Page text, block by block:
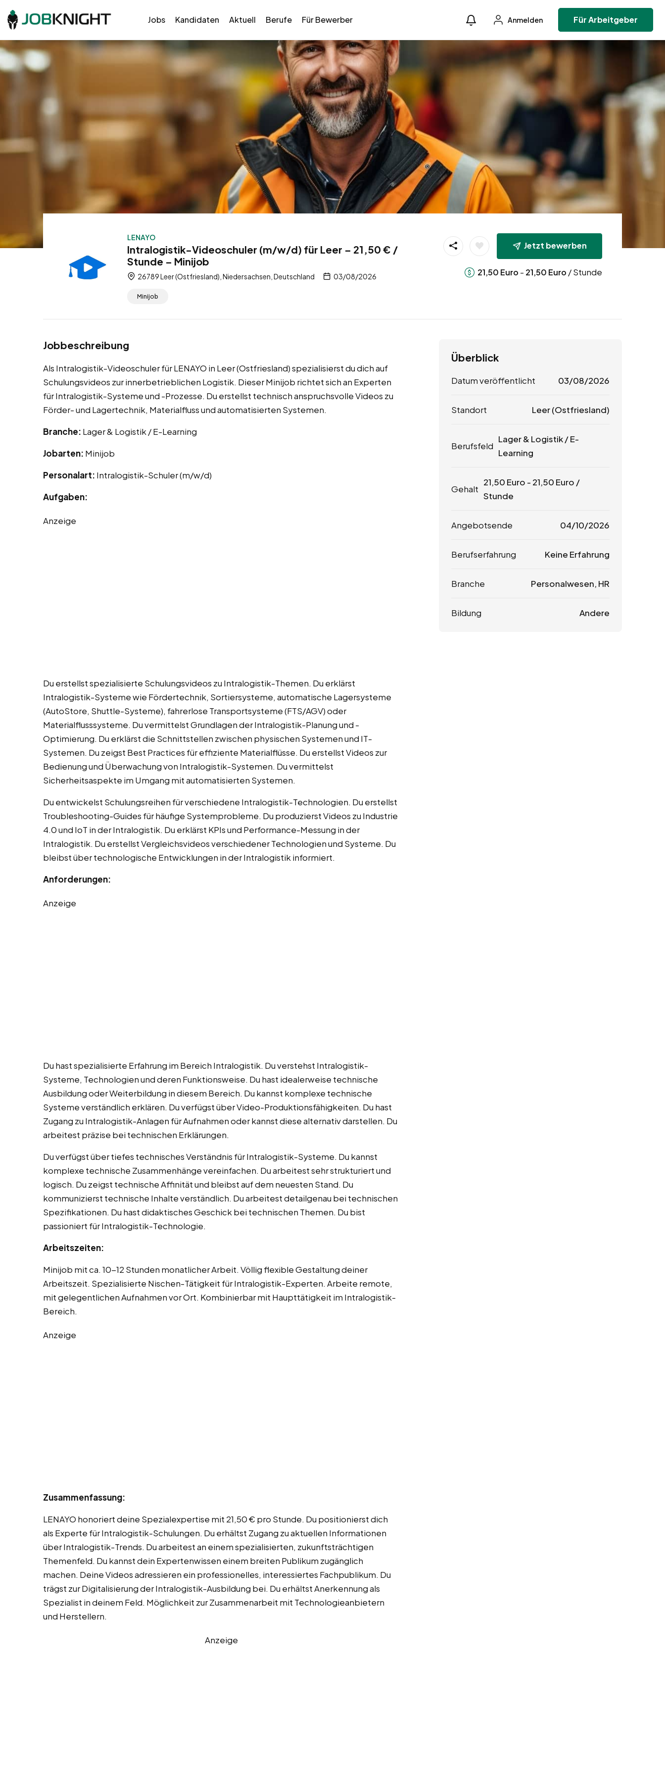
Jobs Kandidaten Aktuell Berufe Für Bewerber Anmelden Für Arbeitgeber
LENAYO
Intralogistik-Videoschuler (m/w/d) für Leer – 21,50 € /
Stunde – Minijob
26789 Leer (Ostfriesland), Niedersachsen, Deutschland 03/08/2026
Minijob
Jetzt bewerben
21,50 Euro - 21,50 Euro / Stunde
Jobbeschreibung
Als Intralogistik-Videoschuler für LENAYO in Leer (Ostfriesland) spezialisierst du dich auf
Schulungsvideos zur innerbetrieblichen Logistik. Dieser Minijob richtet sich an Experten
für Intralogistik-Systeme und -Prozesse. Du erstellst technisch anspruchsvolle Videos zu
Förder- und Lagertechnik, Materialfluss und automatisierten Systemen.
Branche: Lager & Logistik / E-Learning
Jobarten: Minijob
Personalart: Intralogistik-Schuler (m/w/d)
Aufgaben:
Anzeige
Du erstellst spezialisierte Schulungsvideos zu Intralogistik-Themen. Du erklärst
Intralogistik-Systeme wie Fördertechnik, Sortiersysteme, automatische Lagersysteme
(AutoStore, Shuttle-Systeme), fahrerlose Transportsysteme (FTS/AGV) oder
Materialflusssysteme. Du vermittelst Grundlagen der Intralogistik-Planung und -
Optimierung. Du erklärst die Schnittstellen zwischen physischen Systemen und IT-
Systemen. Du zeigst Best Practices für effiziente Materialflüsse. Du erstellst Videos zur
Bedienung und Überwachung von Intralogistik-Systemen. Du vermittelst
Sicherheitsaspekte im Umgang mit automatisierten Systemen.
Du entwickelst Schulungsreihen für verschiedene Intralogistik-Technologien. Du erstellst
Troubleshooting-Guides für häufige Systemprobleme. Du produzierst Videos zu Industrie
4.0 und IoT in der Intralogistik. Du erklärst KPIs und Performance-Messung in der
Intralogistik. Du erstellst Vergleichsvideos verschiedener Technologien und Systeme. Du
bleibst über technologische Entwicklungen in der Intralogistik informiert.
Anforderungen:
Anzeige
Du hast spezialisierte Erfahrung im Bereich Intralogistik. Du verstehst Intralogistik-
Systeme, Technologien und deren Funktionsweise. Du hast idealerweise technische
Ausbildung oder Weiterbildung in diesem Bereich. Du kannst komplexe technische
Systeme verständlich erklären. Du verfügst über Video-Produktionsfähigkeiten. Du hast
Zugang zu Intralogistik-Anlagen für Aufnahmen oder kannst diese alternativ darstellen. Du
arbeitest präzise bei technischen Erklärungen.
Du verfügst über tiefes technisches Verständnis für Intralogistik-Systeme. Du kannst
komplexe technische Zusammenhänge vereinfachen. Du arbeitest sehr strukturiert und
logisch. Du zeigst technische Affinität und bleibst auf dem neuesten Stand. Du
kommunizierst technische Inhalte verständlich. Du arbeitest detailgenau bei technischen
Spezifikationen. Du hast didaktisches Geschick bei technischen Themen. Du bist
passioniert für Intralogistik-Technologie.
Arbeitszeiten:
Minijob mit ca. 10-12 Stunden monatlicher Arbeit. Völlig flexible Gestaltung deiner
Arbeitszeit. Spezialisierte Nischen-Tätigkeit für Intralogistik-Experten. Arbeite remote,
mit gelegentlichen Aufnahmen vor Ort. Kombinierbar mit Haupttätigkeit im Intralogistik-
Bereich.
Anzeige
Zusammenfassung:
LENAYO honoriert deine Spezialexpertise mit 21,50 € pro Stunde. Du positionierst dich
als Experte für Intralogistik-Schulungen. Du erhältst Zugang zu aktuellen Informationen
über Intralogistik-Trends. Du arbeitest an einem spezialisierten, zukunftsträchtigen
Themenfeld. Du kannst dein Expertenwissen einem breiten Publikum zugänglich
machen. Deine Videos adressieren ein professionelles, interessiertes Fachpublikum. Du
trägst zur Digitalisierung der Intralogistik-Ausbildung bei. Du erhältst Anerkennung als
Spezialist in deinem Feld. Möglichkeit zur Zusammenarbeit mit Technologieanbietern
und Herstellern.
Anzeige
Überblick
Datum veröffentlicht 03/08/2026
Standort Leer (Ostfriesland)
Berufsfeld
Lager & Logistik / E-
Learning
Gehalt
21,50 Euro - 21,50 Euro /
Stunde
Angebotsende 04/10/2026
Berufserfahrung Keine Erfahrung
Branche Personalwesen, HR
Bildung Andere